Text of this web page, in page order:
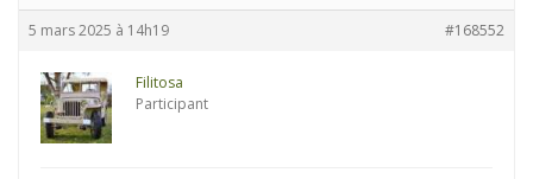
5 mars 2025 à 14h19 #168552
Filitosa
Participant